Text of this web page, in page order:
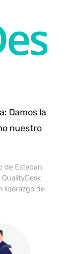
Damos la
nuestro
de Esteban
liderazgo de